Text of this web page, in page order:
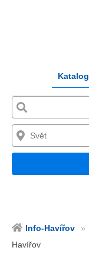
Katalog
Info-Havířov
Havířov